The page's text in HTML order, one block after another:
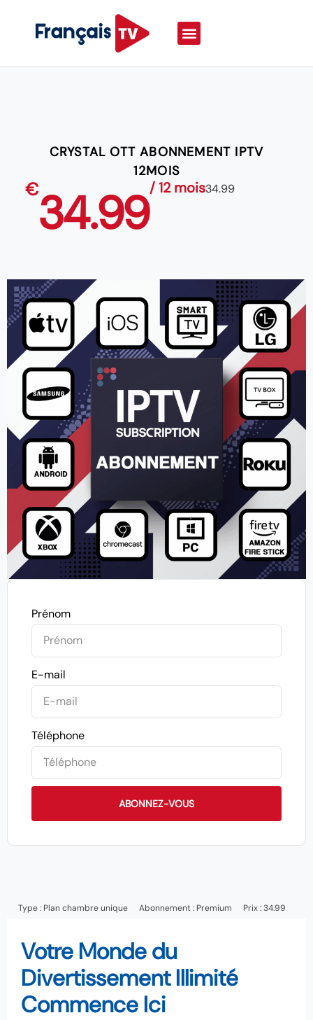
CRYSTAL OTT ABONNEMENT IPTV
12MOIS
€34.99/ 12 mois34.99
Prénom
E-mail
Téléphone
ABONNEZ-VOUS
Type : Plan chambre unique Abonnement : Premium Prix : 34.99
Votre Monde du
Divertissement Illimité
Commence Ici